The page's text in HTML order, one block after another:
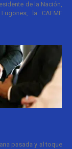
de la Nación,
la CAEME
pasada y al toque